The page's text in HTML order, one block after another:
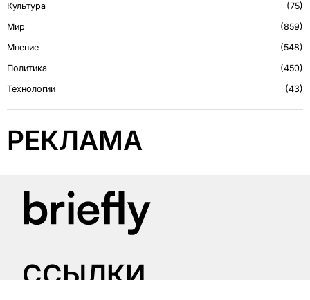
Культура
75
Мир
859
Мнение
548
Политика
450
Технологии
43
РЕКЛАМА
CСЫЛКИ